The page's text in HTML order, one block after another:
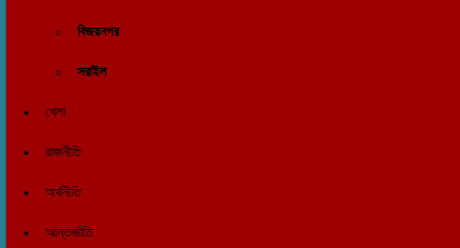
বিজয়নগর
সরাইল
খেলা
রাজনীতি
অর্থনীতি
আন্তর্জাতি